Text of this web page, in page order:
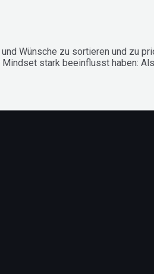
Wünsche zu sortieren und zu
stark beeinflusst haben: